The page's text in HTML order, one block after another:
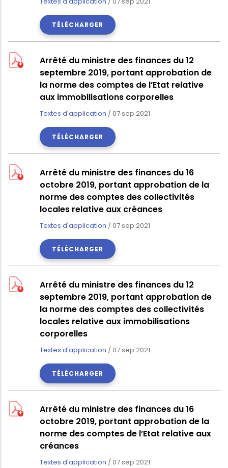
TÉLÉCHARGER
Arrêté du ministre des finances du 12
septembre 2019, portant approbation de
la norme des comptes de l’Etat relative
aux immobilisations corporelles
Textes d'application / 07 sep 2021
TÉLÉCHARGER
Arrêté du ministre des finances du 16
octobre 2019, portant approbation de la
norme des comptes des collectivités
locales relative aux créances
Textes d'application / 07 sep 2021
TÉLÉCHARGER
Arrêté du ministre des finances du 12
septembre 2019, portant approbation de
la norme des comptes des collectivités
locales relative aux immobilisations
corporelles
Textes d'application / 07 sep 2021
TÉLÉCHARGER
Arrêté du ministre des finances du 16
octobre 2019, portant approbation de la
norme des comptes de l’Etat relative aux
créances
Textes d'application / 07 sep 2021